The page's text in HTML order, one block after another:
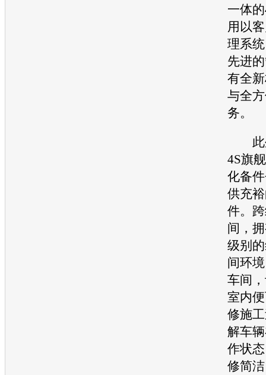
一体
用以
理系
先进
有全
与全
务。
此
4S旗
化备
供充
件。
间，
级别
间环
车间
室内
修施
解车
作状
修简